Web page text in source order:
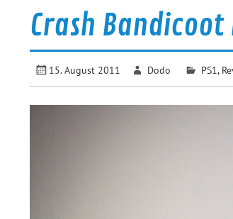
Crash Bandicoot
15. August 2011 Dodo PS1,